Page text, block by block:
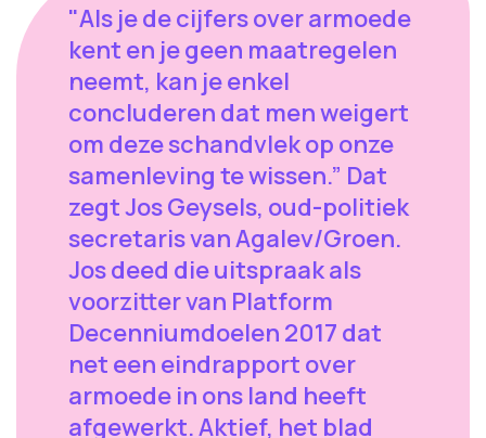
"Als je de cijfers over armoede
kent en je geen maatregelen
neemt, kan je enkel
concluderen dat men weigert
om deze schandvlek op onze
samenleving te wissen.” Dat
zegt Jos Geysels, oud-politiek
secretaris van Agalev/Groen.
Jos deed die uitspraak als
voorzitter van Platform
Decenniumdoelen 2017 dat
net een eindrapport over
armoede in ons land heeft
afgewerkt. Aktief, het blad